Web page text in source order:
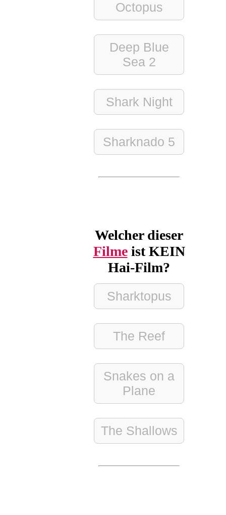
Octopus
Deep Blue
Sea 2
Shark Night
Sharknado 5
Welcher dieser
Filmeist KEIN
Hai-Film?
Sharktopus
The Reef
Snakes on a
Plane
The Shallows